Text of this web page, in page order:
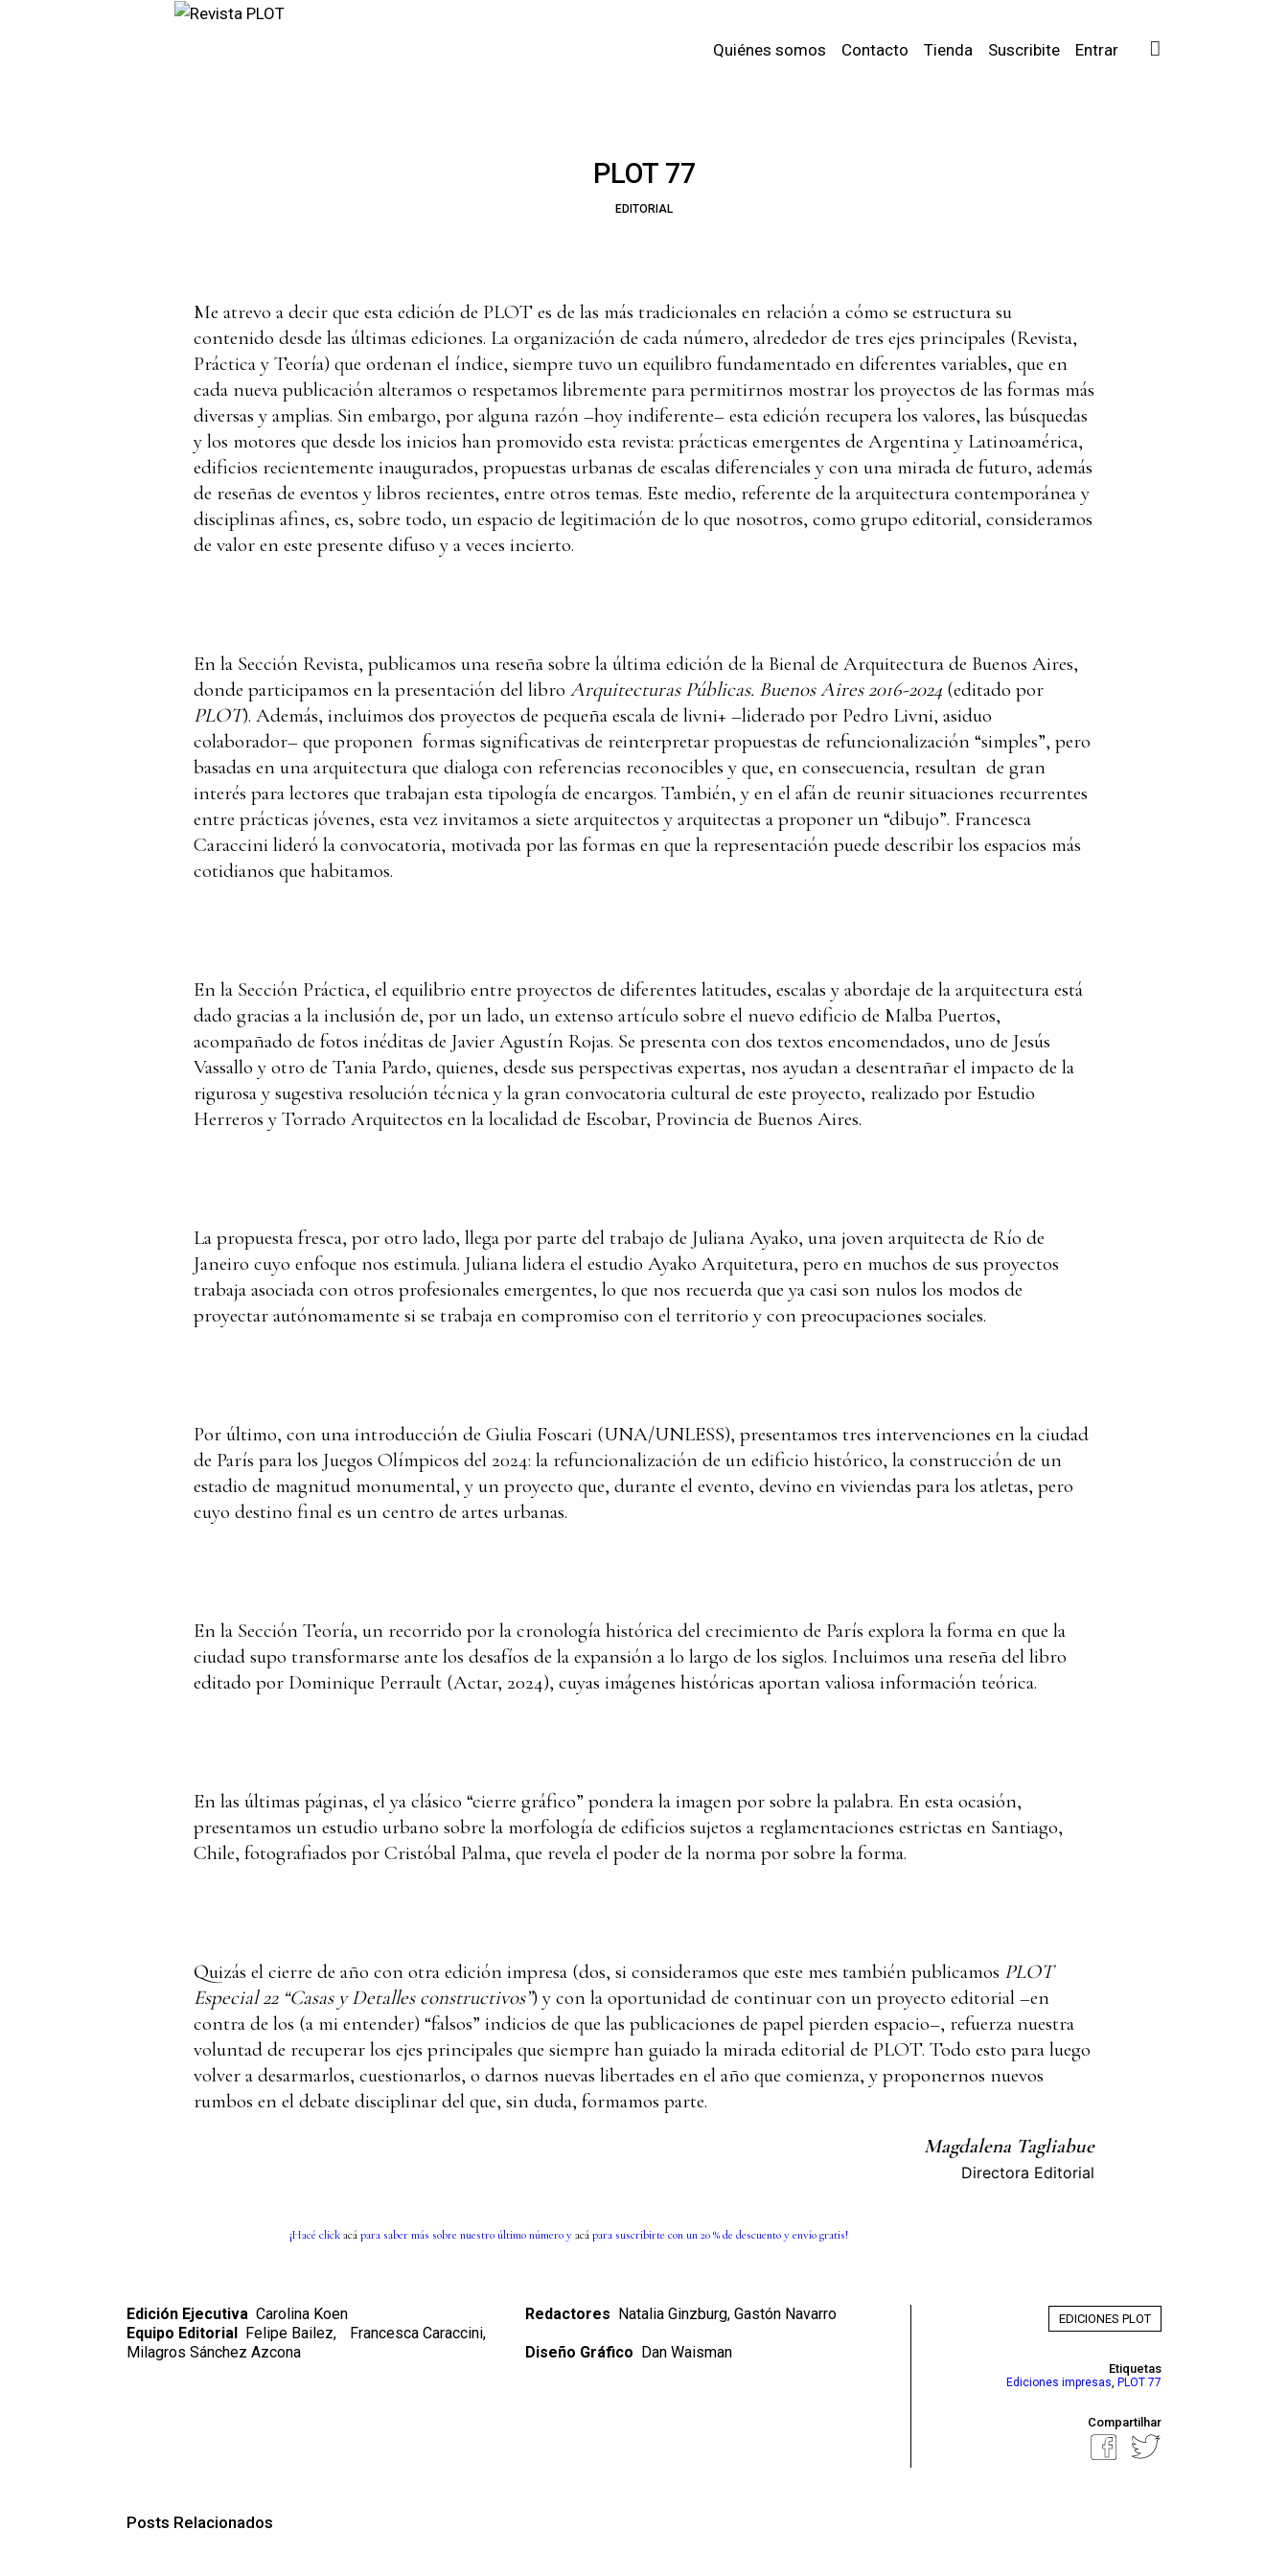
Quiénes somos Contacto Tienda Suscribite Entrar
PLOT 77
EDITORIAL
Me atrevo a decir que esta edición de PLOT es de las más tradicionales en relación a cómo se estructura su
contenido desde las últimas ediciones. La organización de cada número, alrededor de tres ejes principales (Revista,
Práctica y Teoría) que ordenan el índice, siempre tuvo un equilibro fundamentado en diferentes variables, que en
cada nueva publicación alteramos o respetamos libremente para permitirnos mostrar los proyectos de las formas más
diversas y amplias. Sin embargo, por alguna razón –hoy indiferente– esta edición recupera los valores, las búsquedas
y los motores que desde los inicios han promovido esta revista: prácticas emergentes de Argentina y Latinoamérica,
edificios recientemente inaugurados, propuestas urbanas de escalas diferenciales y con una mirada de futuro, además
de reseñas de eventos y libros recientes, entre otros temas. Este medio, referente de la arquitectura contemporánea y
disciplinas afines, es, sobre todo, un espacio de legitimación de lo que nosotros, como grupo editorial, consideramos
de valor en este presente difuso y a veces incierto.
En la Sección Revista, publicamos una reseña sobre la última edición de la Bienal de Arquitectura de Buenos Aires,
donde participamos en la presentación del libro Arquitecturas Públicas. Buenos Aires 2016-2024 (editado por
PLOT). Además, incluimos dos proyectos de pequeña escala de livni+ –liderado por Pedro Livni, asiduo
colaborador– que proponen formas significativas de reinterpretar propuestas de refuncionalización “simples”, pero
basadas en una arquitectura que dialoga con referencias reconocibles y que, en consecuencia, resultan de gran
interés para lectores que trabajan esta tipología de encargos. También, y en el afán de reunir situaciones recurrentes
entre prácticas jóvenes, esta vez invitamos a siete arquitectos y arquitectas a proponer un “dibujo”. Francesca
Caraccini lideró la convocatoria, motivada por las formas en que la representación puede describir los espacios más
cotidianos que habitamos.
En la Sección Práctica, el equilibrio entre proyectos de diferentes latitudes, escalas y abordaje de la arquitectura está
dado gracias a la inclusión de, por un lado, un extenso artículo sobre el nuevo edificio de Malba Puertos,
acompañado de fotos inéditas de Javier Agustín Rojas. Se presenta con dos textos encomendados, uno de Jesús
Vassallo y otro de Tania Pardo, quienes, desde sus perspectivas expertas, nos ayudan a desentrañar el impacto de la
rigurosa y sugestiva resolución técnica y la gran convocatoria cultural de este proyecto, realizado por Estudio
Herreros y Torrado Arquitectos en la localidad de Escobar, Provincia de Buenos Aires.
La propuesta fresca, por otro lado, llega por parte del trabajo de Juliana Ayako, una joven arquitecta de Río de
Janeiro cuyo enfoque nos estimula. Juliana lidera el estudio Ayako Arquitetura, pero en muchos de sus proyectos
trabaja asociada con otros profesionales emergentes, lo que nos recuerda que ya casi son nulos los modos de
proyectar autónomamente si se trabaja en compromiso con el territorio y con preocupaciones sociales.
Por último, con una introducción de Giulia Foscari (UNA/UNLESS), presentamos tres intervenciones en la ciudad
de París para los Juegos Olímpicos del 2024: la refuncionalización de un edificio histórico, la construcción de un
estadio de magnitud monumental, y un proyecto que, durante el evento, devino en viviendas para los atletas, pero
cuyo destino final es un centro de artes urbanas.
En la Sección Teoría, un recorrido por la cronología histórica del crecimiento de París explora la forma en que la
ciudad supo transformarse ante los desafíos de la expansión a lo largo de los siglos. Incluimos una reseña del libro
editado por Dominique Perrault (Actar, 2024), cuyas imágenes históricas aportan valiosa información teórica.
En las últimas páginas, el ya clásico “cierre gráfico” pondera la imagen por sobre la palabra. En esta ocasión,
presentamos un estudio urbano sobre la morfología de edificios sujetos a reglamentaciones estrictas en Santiago,
Chile, fotografiados por Cristóbal Palma, que revela el poder de la norma por sobre la forma.
Quizás el cierre de año con otra edición impresa (dos, si consideramos que este mes también publicamos PLOT
Especial 22 “Casas y Detalles constructivos”) y con la oportunidad de continuar con un proyecto editorial –en
contra de los (a mi entender) “falsos” indicios de que las publicaciones de papel pierden espacio–, refuerza nuestra
voluntad de recuperar los ejes principales que siempre han guiado la mirada editorial de PLOT. Todo esto para luego
volver a desarmarlos, cuestionarlos, o darnos nuevas libertades en el año que comienza, y proponernos nuevos
rumbos en el debate disciplinar del que, sin duda, formamos parte.
Magdalena Tagliabue
Directora Editorial
¡Hacé clickacápara saber más sobre nuestro último número yacápara suscribirte con un 20 % de descuento y envío gratis!
Edición Ejecutiva Carolina Koen
Equipo Editorial Felipe Bailez,
Francesca Caraccini,
Milagros Sánchez Azcona
Redactores Natalia Ginzburg, Gastón Navarro
Diseño Gráfico Dan Waisman
EDICIONES PLOT
Etiquetas
Ediciones impresas, PLOT 77
Compartilhar
Posts Relacionados